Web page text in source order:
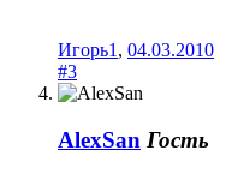
Игорь1 , 04.03.2010
#3
AlexSan Гость